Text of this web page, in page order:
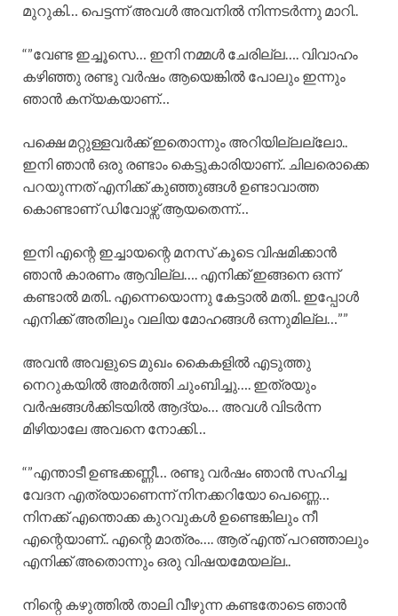
മുറുകി… പെട്ടന്ന് അവൾ അവനിൽ നിന്നടർന്നു മാറി..
“”വേണ്ട ഇച്ചൂസെ… ഇനി നമ്മൾ ചേരില്ല…. വിവാഹം
കഴിഞ്ഞു രണ്ടു വർഷം ആയെങ്കിൽ പോലും ഇന്നും
ഞാൻ കന്യകയാണ്…
പക്ഷെ മറ്റുള്ളവർക്ക് ഇതൊന്നും അറിയില്ലല്ലോ..
ഇനി ഞാൻ ഒരു രണ്ടാം കെട്ടുകാരിയാണ്.. ചിലരൊക്കെ
പറയുന്നത് എനിക്ക് കുഞ്ഞുങ്ങൾ ഉണ്ടാവാത്ത
കൊണ്ടാണ് ഡിവോഴ്സ് ആയതെന്ന്…
ഇനി എന്റെ ഇച്ചായന്റെ മനസ് കൂടെ വിഷമിക്കാൻ
ഞാൻ കാരണം ആവില്ല…. എനിക്ക് ഇങ്ങനെ ഒന്ന്
കണ്ടാൽ മതി.. എന്നെയൊന്നു കേട്ടാൽ മതി.. ഇപ്പോൾ
എനിക്ക് അതിലും വലിയ മോഹങ്ങൾ ഒന്നുമില്ല…””
അവൻ അവളുടെ മുഖം കൈകളിൽ എടുത്തു
നെറുകയിൽ അമർത്തി ചുംബിച്ചു…. ഇത്രയും
വർഷങ്ങൾക്കിടയിൽ ആദ്യം… അവൾ വിടർന്ന
മിഴിയാലേ അവനെ നോക്കി…
“”എന്താടീ ഉണ്ടക്കണ്ണീ… രണ്ടു വർഷം ഞാൻ സഹിച്ച
വേദന എത്രയാണെന്ന് നിനക്കറിയോ പെണ്ണെ…
നിനക്ക് എന്തൊക്ക കുറവുകൾ ഉണ്ടെങ്കിലും നീ
എന്റെയാണ്.. എന്റെ മാത്രം…. ആര് എന്ത് പറഞ്ഞാലും
എനിക്ക് അതൊന്നും ഒരു വിഷയമേയല്ല..
നിന്റെ കഴുത്തിൽ താലി വീഴുന്ന കണ്ടതോടെ ഞാൻ